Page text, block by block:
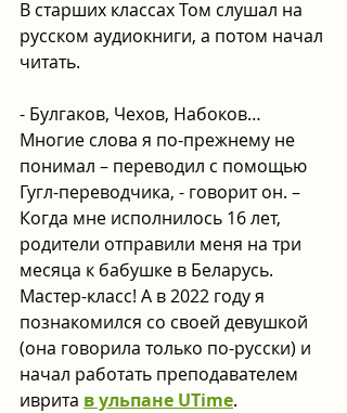
В старших классах Том слушал на
русском аудиокниги, а потом начал
читать.
- Булгаков, Чехов, Набоков…
Многие слова я по-прежнему не
понимал – переводил с помощью
Гугл-переводчика, - говорит он. –
Когда мне исполнилось 16 лет,
родители отправили меня на три
месяца к бабушке в Беларусь.
Мастер-класс! А в 2022 году я
познакомился со своей девушкой
(она говорила только по-русски) и
начал работать преподавателем
иврита в ульпане UTime.